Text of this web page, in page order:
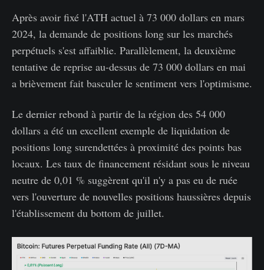
Après avoir fixé l'ATH actuel à 73 000 dollars en mars
2024, la demande de positions long sur les marchés
perpétuels s'est affaiblie. Parallèlement, la deuxième
tentative de reprise au-dessus de 73 000 dollars en mai
a brièvement fait basculer le sentiment vers l'optimisme.
Le dernier rebond à partir de la région des 54 000
dollars a été un excellent exemple de liquidation de
positions long surendettées à proximité des points bas
locaux. Les taux de financement résidant sous le niveau
neutre de 0,01 % suggèrent qu'il n'y a pas eu de ruée
vers l'ouverture de nouvelles positions haussières depuis
l'établissement du bottom de juillet.